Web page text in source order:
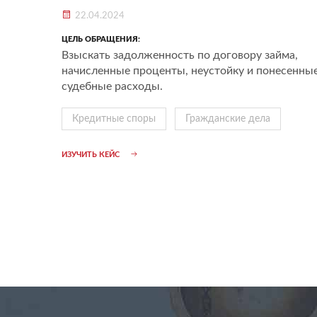
22.04.2024
ЦЕЛЬ ОБРАЩЕНИЯ:
Взыскать задолженность по договору займа,
начисленные проценты, неустойку и
судебные расходы.
Кредитные споры Гражданские дела
ИЗУЧИТЬ КЕЙС